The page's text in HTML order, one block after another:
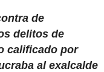
de
delitos de
calificado por
al exalcalde